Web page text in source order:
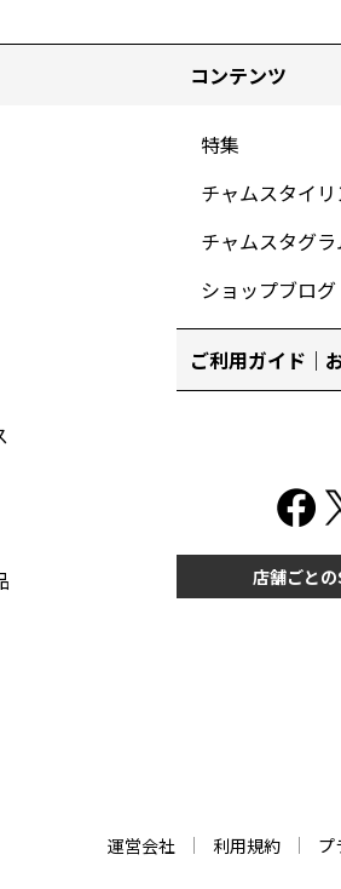
コンテンツ
特集
チャムスタイ
チャムスタグラ
ショップブログ
ご利用ガイド｜
店舗ごと
運営会社 利用規約 プ